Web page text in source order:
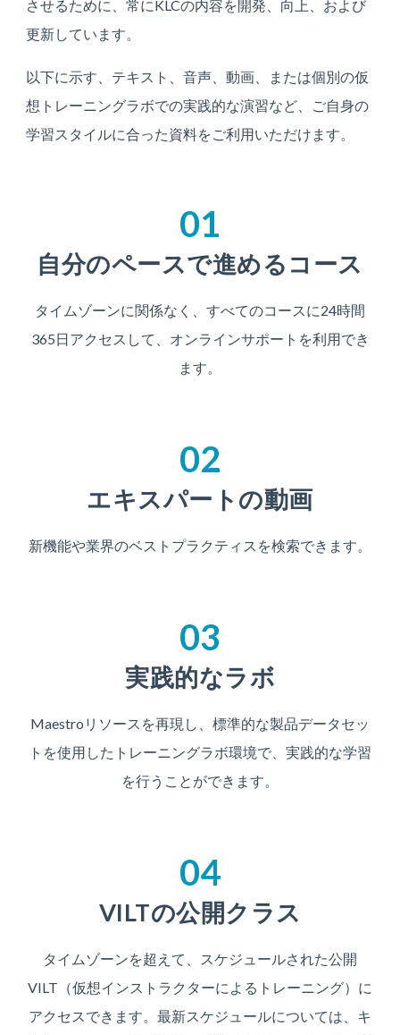
させるために、常にKLCの内容を開発、向上、および
更新しています。
以下に示す、テキスト、音声、動画、または個別の仮
想トレーニングラボでの実践的な演習など、ご自身の
学習スタイルに合った資料をご利用いただけます。
01
自分のペースで進めるコース
タイムゾーンに関係なく、すべてのコースに24時間
365日アクセスして、オンラインサポートを利用でき
ます。
02
エキスパートの動画
新機能や業界のベストプラクティスを検索できます。
03
実践的なラボ
Maestroリソースを再現し、標準的な製品データセッ
トを使用したトレーニングラボ環境で、実践的な学習
を行うことができます。
04
VILTの公開クラス
タイムゾーンを超えて、スケジュールされた公開
VILT（仮想インストラクターによるトレーニング）に
アクセスできます。最新スケジュールについては、キ